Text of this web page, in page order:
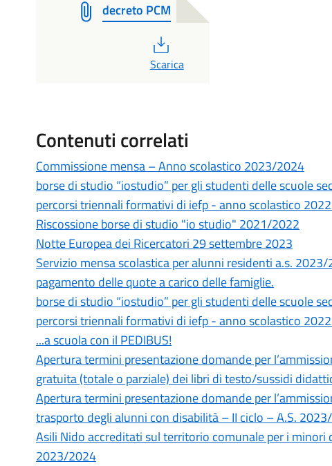
decreto PCM
PDF
Scarica
Contenuti correlati
Commissione mensa – Anno scolastico 2023/2024
borse di studio “iostudio” per gli studenti delle scuole
percorsi triennali formativi di iefp - anno scolastico
Riscossione borse di studio "io studio" 2021/2022
Notte Europea dei Ricercatori 29 settembre 2023
Servizio mensa scolastica per alunni residenti a.s.
pagamento delle quote a carico delle famiglie.
borse di studio “iostudio” per gli studenti delle scuole
percorsi triennali formativi di iefp - anno scolastico
...a scuola con il PEDIBUS!
Apertura termini presentazione domande per
gratuita (totale o parziale) dei libri di testo/sussidi
Apertura termini presentazione domande per
trasporto degli alunni con disabilità – II ciclo – A.S.
Asili Nido accreditati sul territorio comunale per i
2023/2024